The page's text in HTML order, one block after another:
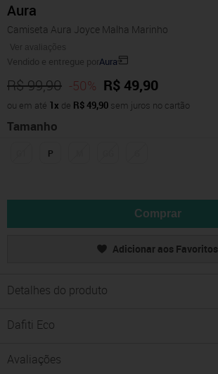
Aura
Camiseta Aura Joyce Malha Marinho
Ver avaliações
Vendido e entregue porAura
R$ 99,90 -50% R$ 49,90
ou em até 1x de R$ 49,90 sem juros no cartão
Tamanho
P
Comprar
Adicionar aos Favoritos
Detalhes do produto
Dafiti Eco
Avaliações